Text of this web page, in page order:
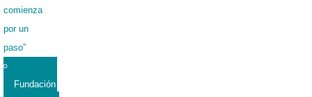
comienza
por un
paso”
Fundación